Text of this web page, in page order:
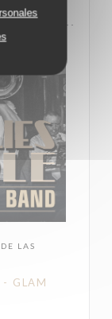
LAS
GLAM